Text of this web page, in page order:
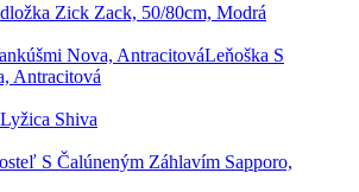
Zick Zack, 50/80cm, Modrá
Leňoška S
Antracitová
Lyžica Shiva